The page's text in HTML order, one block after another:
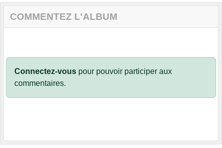
COMMENTEZ L'ALBUM
Connectez-vous pour pouvoir participer aux
commentaires.